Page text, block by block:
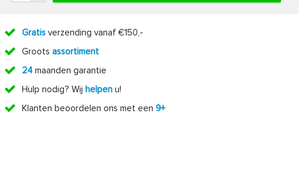
Gratisverzending vanaf €150,-
Groots assortiment
24maanden garantie
Hulp nodig? Wij helpenu!
Klanten beoordelen ons met een 9+